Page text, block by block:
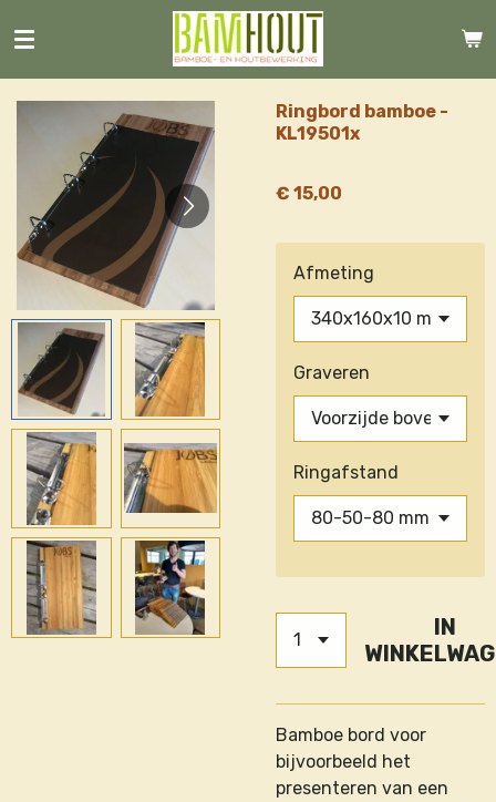
direct
naar
de
hoofdinhoud
Ringbord bamboe -
KL19501x
€ 15,00
Afmeting
Graveren
Ringafstand
IN
Bamboe bord voor
bijvoorbeeld het
presenteren van een